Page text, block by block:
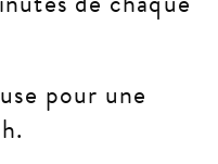
pour une